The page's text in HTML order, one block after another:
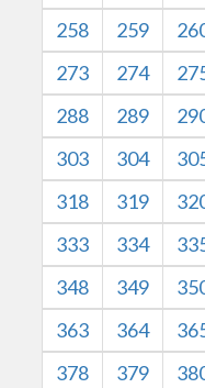
258
259
273
274
288
289
303
304
318
319
333
334
348
349
363
364
378
379